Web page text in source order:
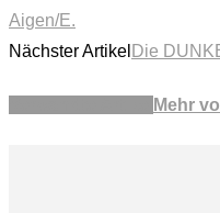
Aigen/E.
Nächster Artikel Die
Mehr